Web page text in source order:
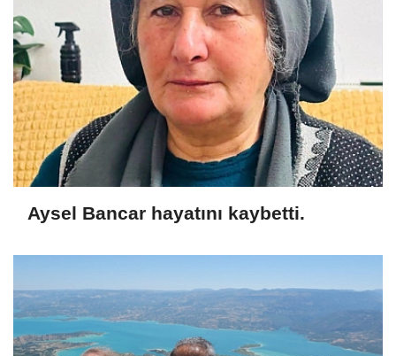
Aysel Bancar hayatını kaybetti.